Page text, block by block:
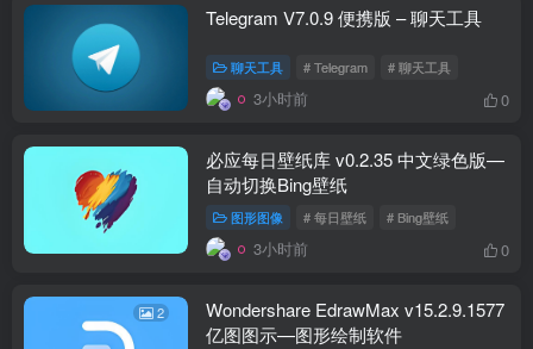
Telegram V7.0.9 便携版 – 聊天工具
聊天工具 # Telegram # 聊天工具
3小时前 0
必应每日壁纸库 v0.2.35 中文绿色版—
自动切换Bing壁纸
图形图像 # 每日壁纸 # Bing壁纸
3小时前 0
2
Wondershare EdrawMax v15.2.9.1577
亿图图示—图形绘制软件